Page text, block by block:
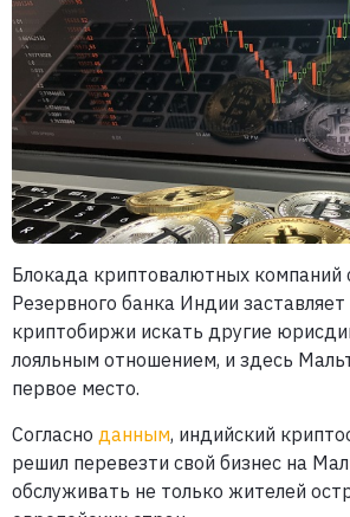
Блокада криптовалютных компаний
Резервного банка Индии
криптобиржи искать другие
лояльным отношением, и здесь
первое место.
Согласно данным, индийский
решил перевезти свой бизнес на
обслуживать не только жителей